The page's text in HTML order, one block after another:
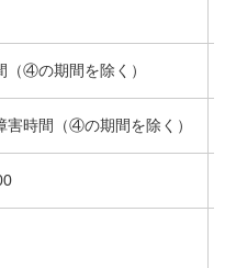
（④の期間を除く）
害時間（④の期間を除く）